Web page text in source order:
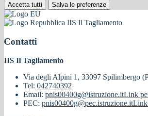
Accetta tutti Salva le preferenze
IIS Il Tagliamento
Contatti
IIS Il Tagliamento
Via degli Alpini 1, 33097 Spilimbergo
Tel: 042740392
Email: pnis00400g@istruzione.itLink
PEC: pnis00400g@pec.istruzione.itLink